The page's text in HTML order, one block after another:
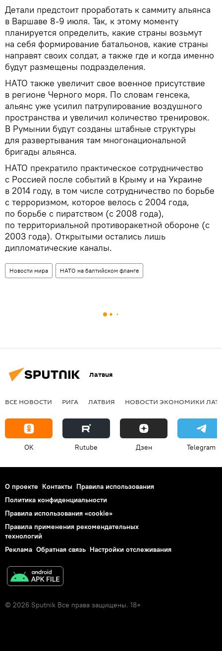
Детали предстоит проработать к саммиту альянса
в Варшаве 8-9 июля. Так, к этому моменту
планируется определить, какие страны возьмут
на себя формирование батальонов, какие страны
направят своих солдат, а также где и когда именно
будут размещены подразделения.
НАТО также увеличит свое военное присутствие
в регионе Черного моря. По словам генсека,
альянс уже усилил патрулирование воздушного
пространства и увеличил количество тренировок.
В Румынии будут созданы штабные структуры
для развертывания там многонациональной
бригады альянса.
НАТО прекратило практическое сотрудничество
с Россией после событий в Крыму и на Украине
в 2014 году, в том числе сотрудничество по борьбе
с терроризмом, которое велось с 2004 года,
по борьбе с пиратством (с 2008 года),
по территориальной противоракетной обороне (с
2003 года). Открытыми остались лишь
дипломатические каналы.
Новости мира НАТО на балтийском фланге
Латвия
ВСЕ НОВОСТИ РИГА ЛАТВИЯ НОВОСТИ ЭКОНОМИКИ
OK Rutube Дзен Telegram
О проекте Контакты Правила использования
Политика конфиденциальности
Правила использования «cookie»
Правила применения рекомендательных
технологий
Реклама Обратная связь Настройки отслеживания
© 2026 Sputnik Все права защищены. 18+